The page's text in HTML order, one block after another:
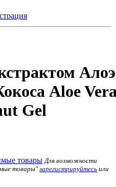
Алоэ
Aloe
Gel
товары Для возможности
товары"зарегистрируйтесь или